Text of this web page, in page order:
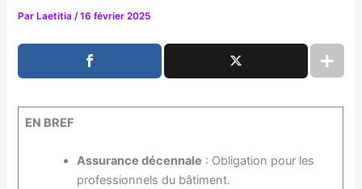
Par Laetitia/16 février 2025
EN BREF
Assurance décennale : Obligation pour les
professionnels du bâtiment.